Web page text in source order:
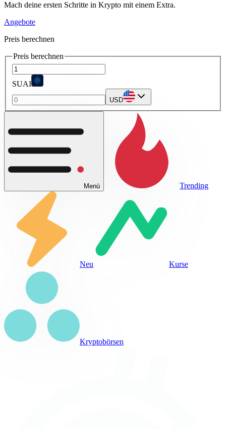
Mach deine ersten Schritte in Krypto mit einem Extra.
Angebote
Preis berechnen
Preis berechnen
SUAI
USD
Menü Trending
Neu Kurse
Kryptobörsen